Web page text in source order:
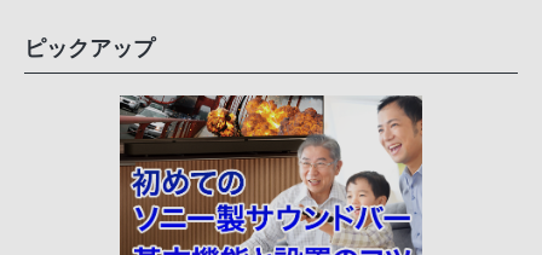
ピックアップ